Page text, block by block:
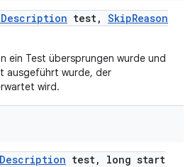
Description test, SkipReason
ein Test übersprungen wurde und
ausgeführt wurde, der
wird.
Description test,
long start